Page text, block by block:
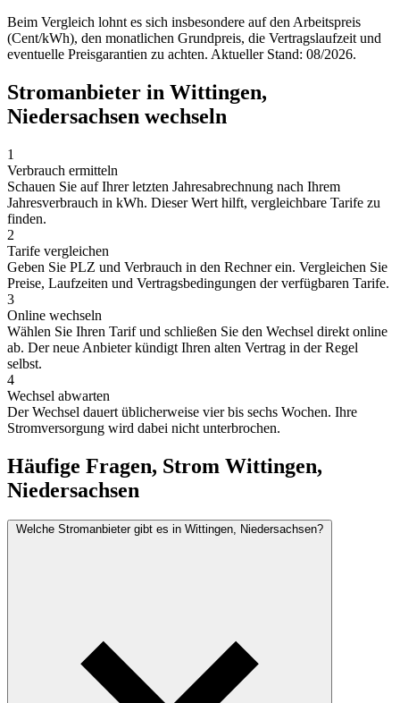
Beim Vergleich lohnt es sich insbesondere auf den Arbeitspreis
(Cent/kWh), den monatlichen Grundpreis, die Vertragslaufzeit und
eventuelle Preisgarantien zu achten. Aktueller Stand: 08/2026.
Stromanbieter in Wittingen,
Niedersachsen wechseln
1
Verbrauch ermitteln
Schauen Sie auf Ihrer letzten Jahresabrechnung nach Ihrem
Jahresverbrauch in kWh. Dieser Wert hilft, vergleichbare Tarife zu
finden.
2
Tarife vergleichen
Geben Sie PLZ und Verbrauch in den Rechner ein. Vergleichen Sie
Preise, Laufzeiten und Vertragsbedingungen der verfügbaren Tarife.
3
Online wechseln
Wählen Sie Ihren Tarif und schließen Sie den Wechsel direkt online
ab. Der neue Anbieter kündigt Ihren alten Vertrag in der Regel
selbst.
4
Wechsel abwarten
Der Wechsel dauert üblicherweise vier bis sechs Wochen. Ihre
Stromversorgung wird dabei nicht unterbrochen.
Häufige Fragen, Strom Wittingen,
Niedersachsen
Welche Stromanbieter gibt es in Wittingen, Niedersachsen?